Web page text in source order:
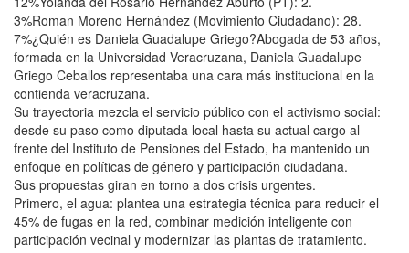
3%Roman Moreno Hernández (Movimiento Ciudadano): 28.
7%¿Quién es Daniela Guadalupe Griego?Abogada de 53 años,
formada en la Universidad Veracruzana, Daniela Guadalupe
Griego Ceballos representaba una cara más institucional en la
contienda veracruzana.
Su trayectoria mezcla el servicio público con el activismo social:
desde su paso como diputada local hasta su actual cargo al
frente del Instituto de Pensiones del Estado, ha mantenido un
enfoque en políticas de género y participación ciudadana.
Sus propuestas giran en torno a dos crisis urgentes.
Primero, el agua: plantea una estrategia técnica para reducir el
45% de fugas en la red, combinar medición inteligente con
participación vecinal y modernizar las plantas de tratamiento.